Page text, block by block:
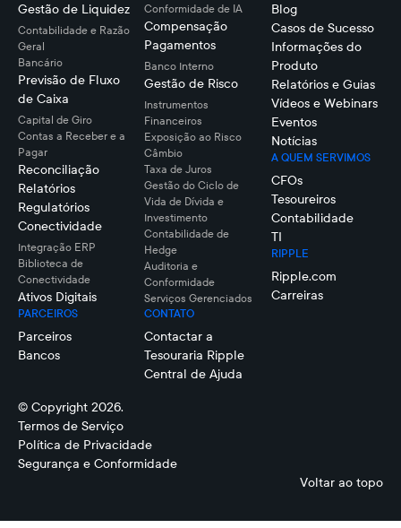
Gestão de Liquidez
Contabilidade e Razão
Geral
Bancário
Previsão de Fluxo
de Caixa
Capital de Giro
Contas a Receber e a
Pagar
Reconciliação
Relatórios
Regulatórios
Conectividade
Integração ERP
Biblioteca de
Conectividade
Ativos Digitais
PARCEIROS
Parceiros
Bancos
Conformidade de IA
Compensação
Pagamentos
Banco Interno
Gestão de Risco
Instrumentos
Financeiros
Exposição ao Risco
Câmbio
Taxa de Juros
Gestão do Ciclo de
Vida de Dívida e
Investimento
Contabilidade de
Hedge
Auditoria e
Conformidade
Serviços Gerenciados
CONTATO
Contactar a
Tesouraria Ripple
Central de Ajuda
Blog
Casos de Sucesso
Informações do
Produto
Relatórios e Guias
Vídeos e Webinars
Eventos
Notícias
A QUEM SERVIMOS
CFOs
Tesoureiros
Contabilidade
TI
RIPPLE
Ripple.com
Carreiras
© Copyright 2026.
Termos de Serviço
Política de Privacidade
Segurança e Conformidade
Voltar ao topo